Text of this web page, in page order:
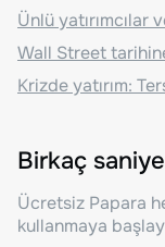
Ünlü yatırımcılar
Wall Street
Krizde yatırım:
Birkaç
Ücretsiz Papara
kullanmaya